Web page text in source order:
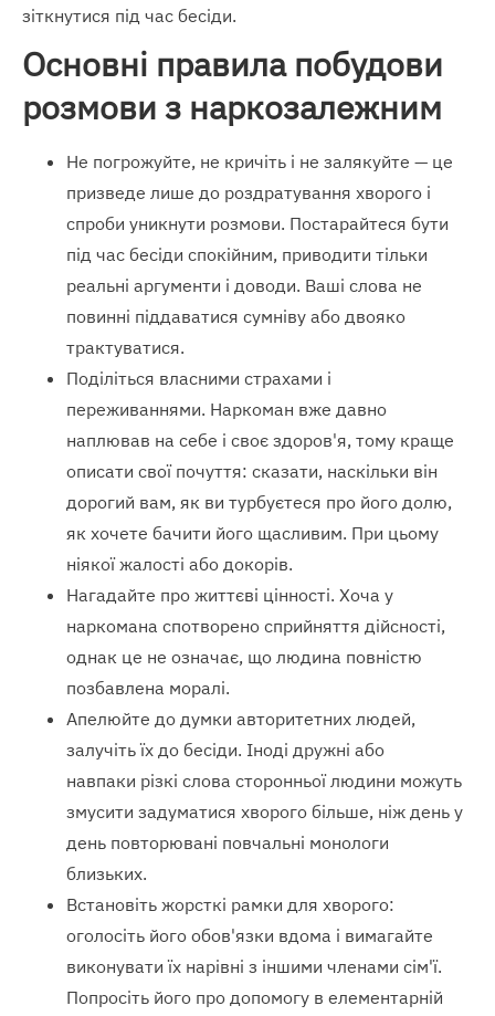
зіткнутися під час бесіди.
Основні правила побудови
розмови з наркозалежним
Не погрожуйте, не кричіть і не залякуйте — це
призведе лише до роздратування хворого і
спроби уникнути розмови. Постарайтеся бути
під час бесіди спокійним, приводити тільки
реальні аргументи і доводи. Ваші слова не
повинні піддаватися сумніву або двояко
трактуватися.
Поділіться власними страхами і
переживаннями. Наркоман вже давно
наплював на себе і своє здоров'я, тому краще
описати свої почуття: сказати, наскільки він
дорогий вам, як ви турбуєтеся про його долю,
як хочете бачити його щасливим. При цьому
ніякої жалості або докорів.
Нагадайте про життєві цінності. Хоча у
наркомана спотворено сприйняття дійсності,
однак це не означає, що людина повністю
позбавлена моралі.
Апелюйте до думки авторитетних людей,
залучіть їх до бесіди. Іноді дружні або
навпаки різкі слова сторонньої людини можуть
змусити задуматися хворого більше, ніж день у
день повторювані повчальні монологи
близьких.
Встановіть жорсткі рамки для хворого:
оголосіть його обов'язки вдома і вимагайте
виконувати їх нарівні з іншими членами сім'ї.
Попросіть його про допомогу в елементарній